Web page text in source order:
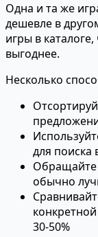
Одна и та же
дешевле в
игры в
выгоднее.
Несколько
для
Обращайте
обычно
30-50%